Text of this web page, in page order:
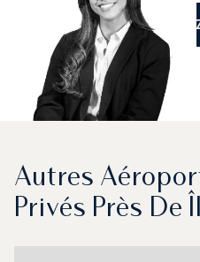
Autres
Privés Près De